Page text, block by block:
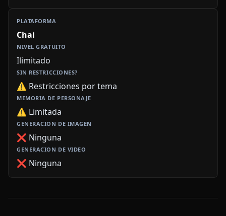
Chai
Ilimitado
⚠️ Restricciones por tema
⚠️ Limitada
❌ Ninguna
❌ Ninguna